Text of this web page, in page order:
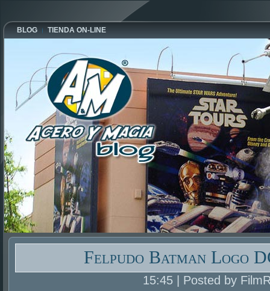
BLOG TIENDA ON-LINE
Felpudo Batman Logo
15:45 | Posted by